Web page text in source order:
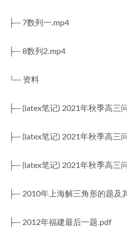
├─ 7数列一.mp4
├─ 8数列2.mp4
└─ 资料
├─ (latex笔记) 2021年秋季高三
├─ (latex笔记) 2021年秋季高三
├─ (latex笔记) 2021年秋季高三
├─ 2010年上海解三角形的题及
├─ 2012年福建最后一题.pdf